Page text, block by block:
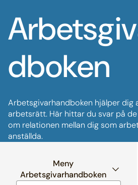
dboken
Arbetsgivarhandboken hjälper dig
arbetsrätt. Här hittar du svar på
om relationen mellan dig som
anställda.
Meny
Arbetsgivarhandboken